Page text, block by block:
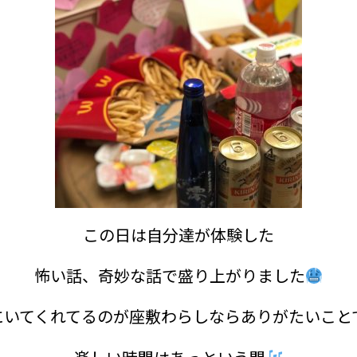
この日は自分達が体験した
怖い話、奇妙な話で盛り上がりました
てくれてるのが座敷わらしならありがたいこと